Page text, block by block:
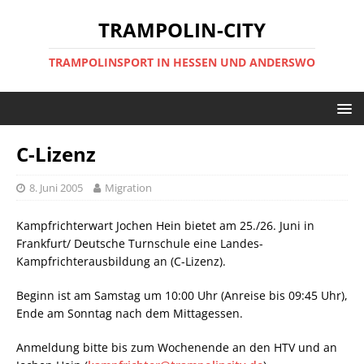
TRAMPOLIN-CITY
TRAMPOLINSPORT IN HESSEN UND ANDERSWO
C-Lizenz
8. Juni 2005 Migration
Kampfrichterwart Jochen Hein bietet am 25./26. Juni in
Frankfurt/ Deutsche Turnschule eine Landes-
Kampfrichterausbildung an (C-Lizenz).
Beginn ist am Samstag um 10:00 Uhr (Anreise bis 09:45 Uhr),
Ende am Sonntag nach dem Mittagessen.
Anmeldung bitte bis zum Wochenende an den HTV und an